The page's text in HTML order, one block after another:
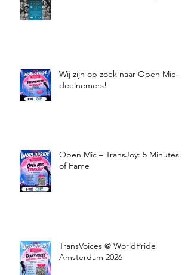
Wij zijn op zoek naar Open Mic-
deelnemers!
Open Mic – TransJoy: 5 Minutes
of Fame
TransVoices @ WorldPride
Amsterdam 2026